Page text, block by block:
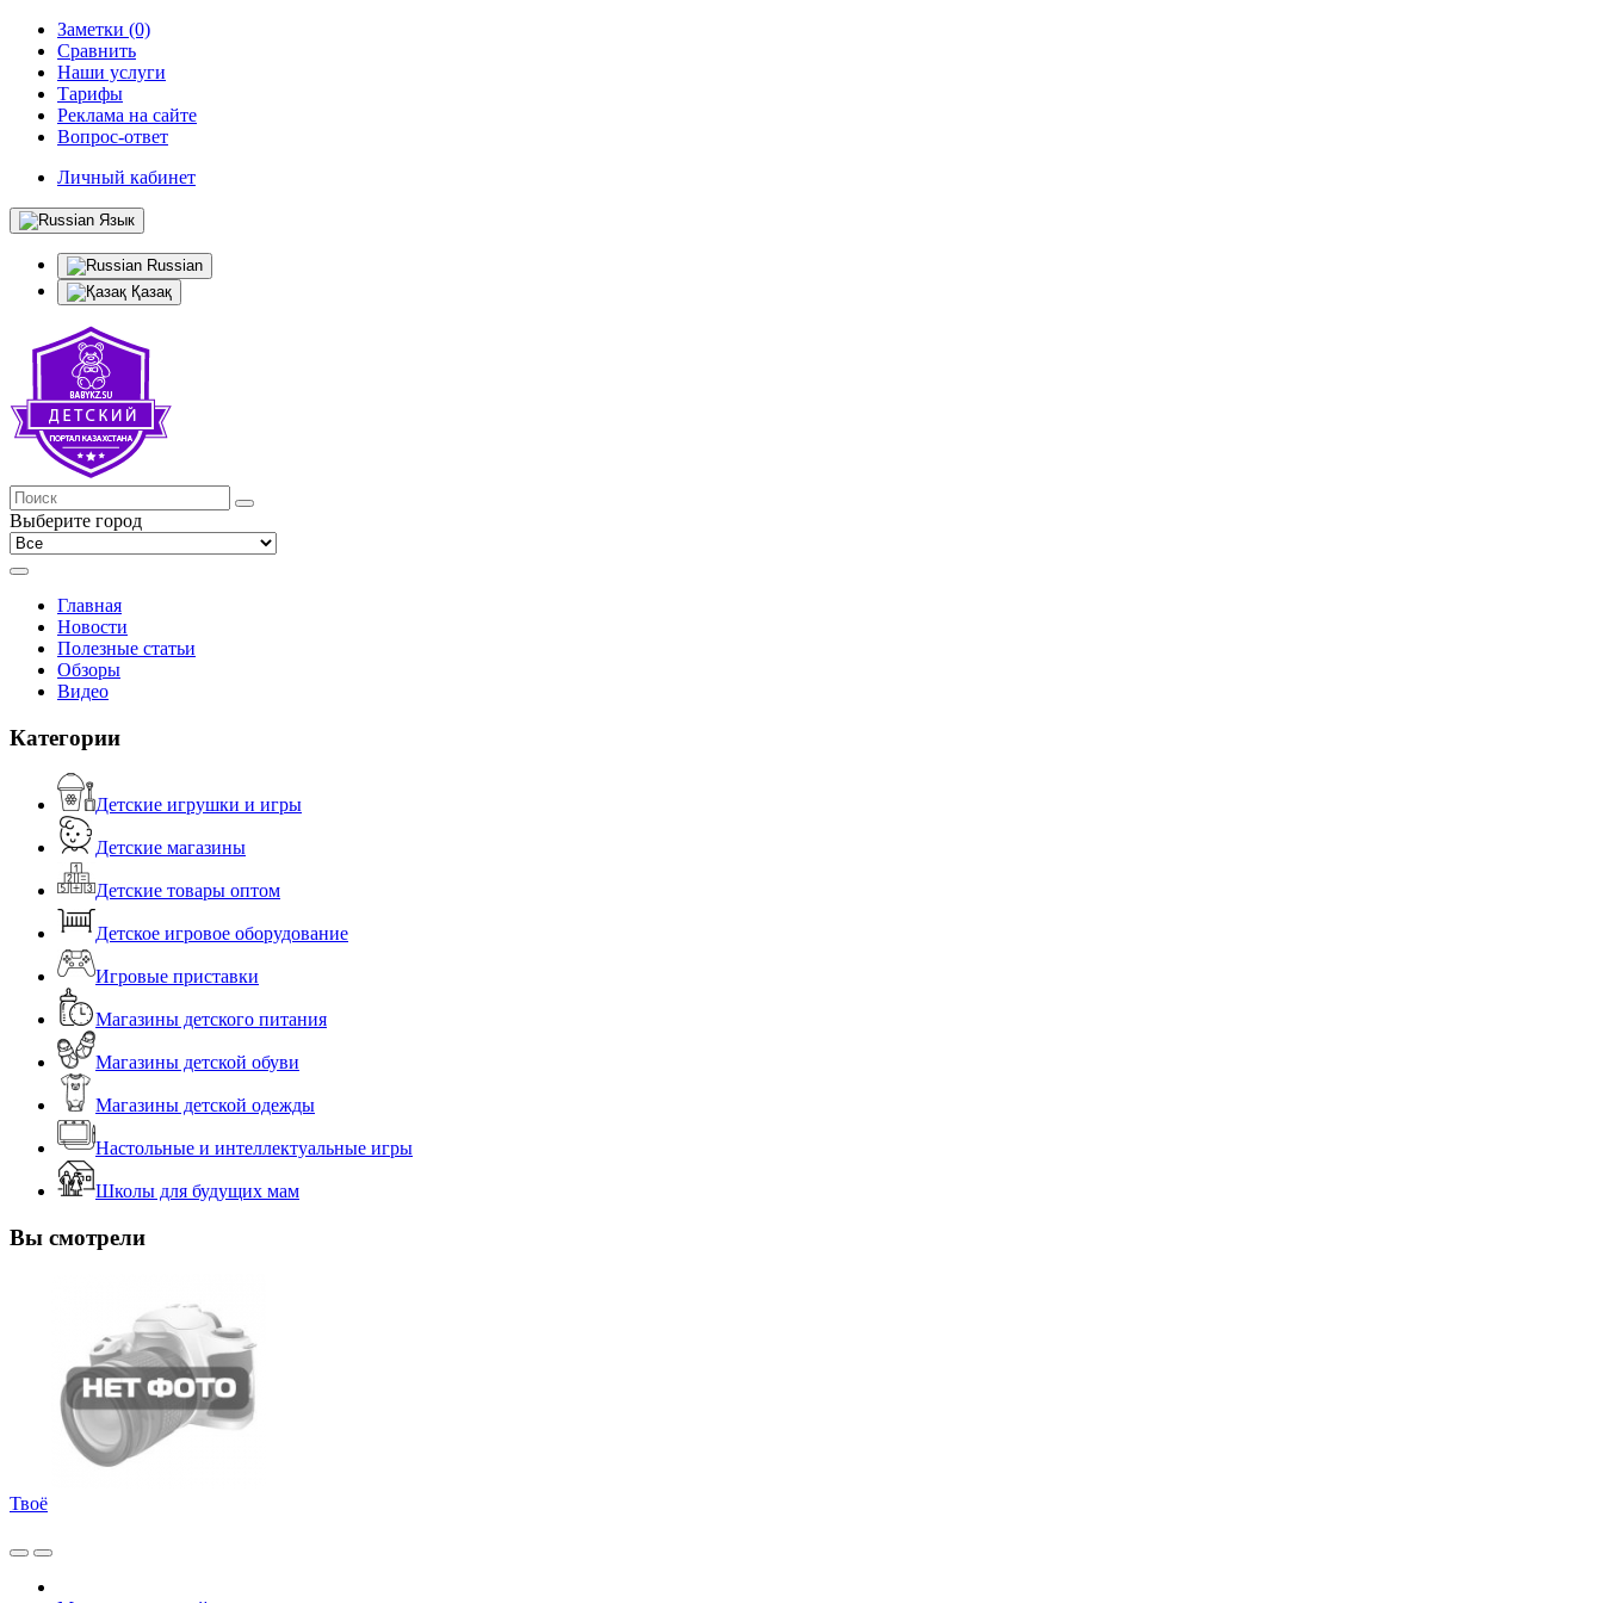
Заметки (0)
Сравнить
Наши услуги
Тарифы
Реклама на сайте
Вопрос-ответ
Личный кабинет
Язык
Russian
Қазақ
Выберите город
Главная
Новости
Полезные статьи
Обзоры
Видео
Категории
Детские игрушки и игры
Детские магазины
Детские товары оптом
Детское игровое оборудование
Игровые приставки
Магазины детского питания
Магазины детской обуви
Магазины детской одежды
Настольные и интеллектуальные игры
Школы для будущих мам
Вы смотрели
Твоё